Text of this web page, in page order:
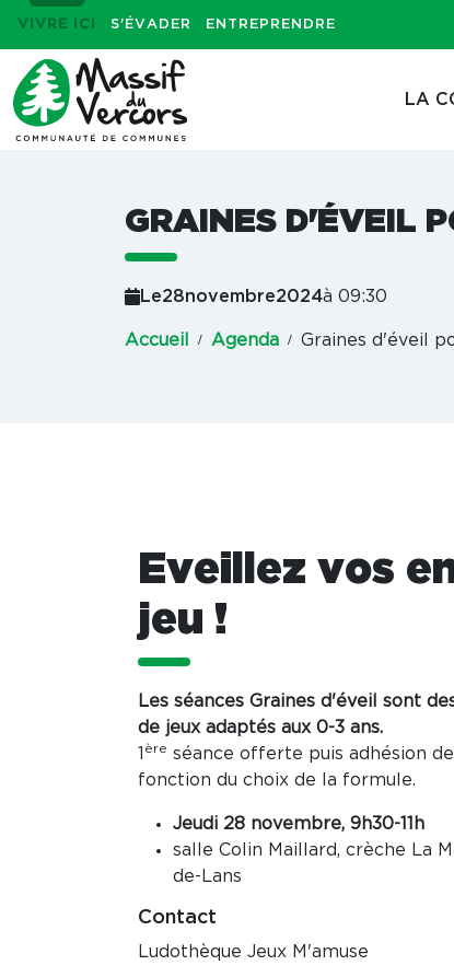
VIVRE ICI S'ÉVADER ENTREPRENDRE
LA
GRAINES D'ÉVEIL
Le28novembre2024à 09:30
Accueil Agenda Graines d'éveil
Eveillez vos
jeu !
Les séances Graines d'éveil sont
de jeux adaptés aux 0-3 ans.
1 ère séance offerte puis adhésion
fonction du choix de la formule.
Jeudi 28 novembre, 9h30-11h
salle Colin Maillard, crèche La
de-Lans
Contact
Ludothèque Jeux M'amuse